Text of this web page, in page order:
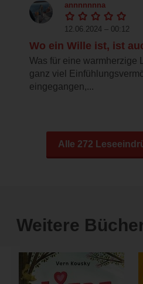
annnnnnna
12.06.2024 – 00:12
Wo ein Wille ist, ist
Was für eine warmherzige
ganz viel
eingegangen,...
Alle 272
Weitere